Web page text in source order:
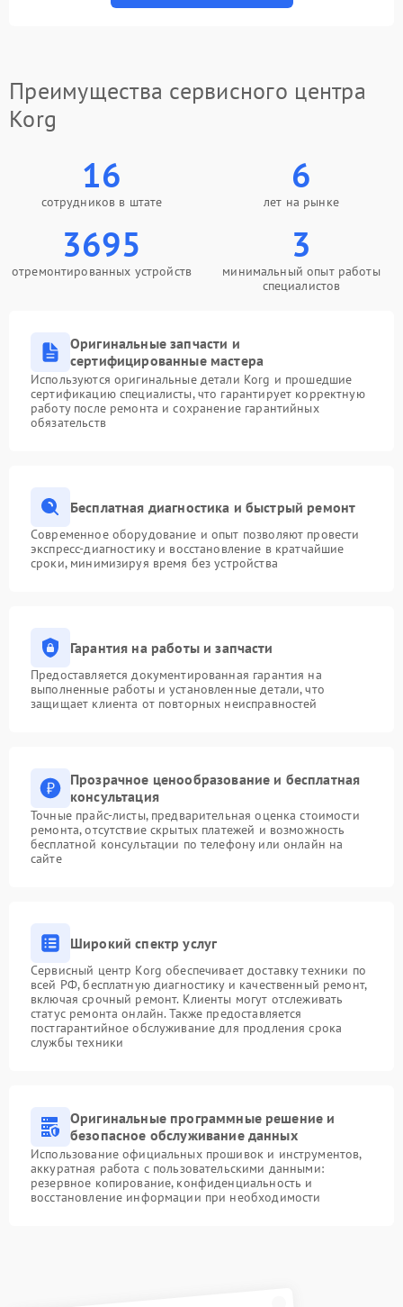
Преимущества сервисного центра
Korg
16
сотрудников в штате
6
лет на рынке
3695
отремонтированных устройств
3
минимальный опыт работы
специалистов
Оригинальные запчасти и
сертифицированные мастера
Используются оригинальные детали Korg и прошедшие
сертификацию специалисты, что гарантирует корректную
работу после ремонта и сохранение гарантийных
обязательств
Бесплатная диагностика и быстрый ремонт
Современное оборудование и опыт позволяют провести
экспресс-диагностику и восстановление в кратчайшие
сроки, минимизируя время без устройства
Гарантия на работы и запчасти
Предоставляется документированная гарантия на
выполненные работы и установленные детали, что
защищает клиента от повторных неисправностей
Прозрачное ценообразование и бесплатная
консультация
Точные прайс-листы, предварительная оценка стоимости
ремонта, отсутствие скрытых платежей и возможность
бесплатной консультации по телефону или онлайн на
сайте
Широкий спектр услуг
Сервисный центр Korg обеспечивает доставку техники по
всей РФ, бесплатную диагностику и качественный ремонт,
включая срочный ремонт. Клиенты могут отслеживать
статус ремонта онлайн. Также предоставляется
постгарантийное обслуживание для продления срока
службы техники
Оригинальные программные решение и
безопасное обслуживание данных
Использование официальных прошивок и инструментов,
аккуратная работа с пользовательскими данными:
резервное копирование, конфиденциальность и
восстановление информации при необходимости